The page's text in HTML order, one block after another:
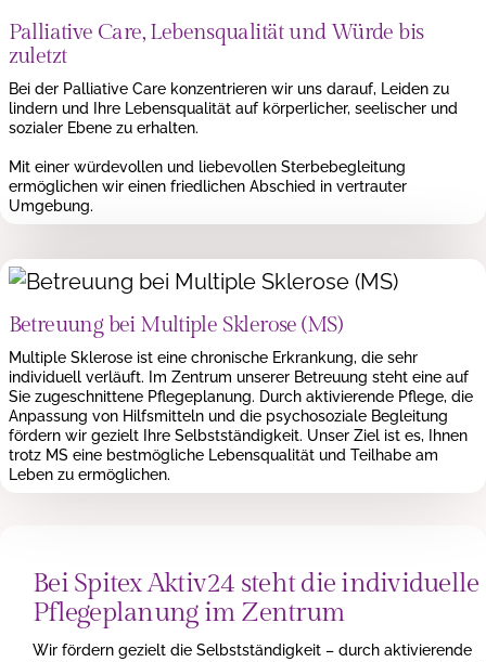
Palliative Care, Lebensqualität und Würde bis
zuletzt
Bei der Palliative Care konzentrieren wir uns darauf, Leiden zu
lindern und Ihre Lebensqualität auf körperlicher, seelischer und
sozialer Ebene zu erhalten.
Mit einer würdevollen und liebevollen Sterbebegleitung
ermöglichen wir einen friedlichen Abschied in vertrauter
Umgebung.
Betreuung bei Multiple Sklerose (MS)
Multiple Sklerose ist eine chronische Erkrankung, die sehr
individuell verläuft. Im Zentrum unserer Betreuung steht eine auf
Sie zugeschnittene Pflegeplanung. Durch aktivierende Pflege, die
Anpassung von Hilfsmitteln und die psychosoziale Begleitung
fördern wir gezielt Ihre Selbstständigkeit. Unser Ziel ist es, Ihnen
trotz MS eine bestmögliche Lebensqualität und Teilhabe am
Leben zu ermöglichen.
Bei Spitex Aktiv24 steht die individuelle
Pflegeplanung im Zentrum
Wir fördern gezielt die Selbstständigkeit – durch aktivierende